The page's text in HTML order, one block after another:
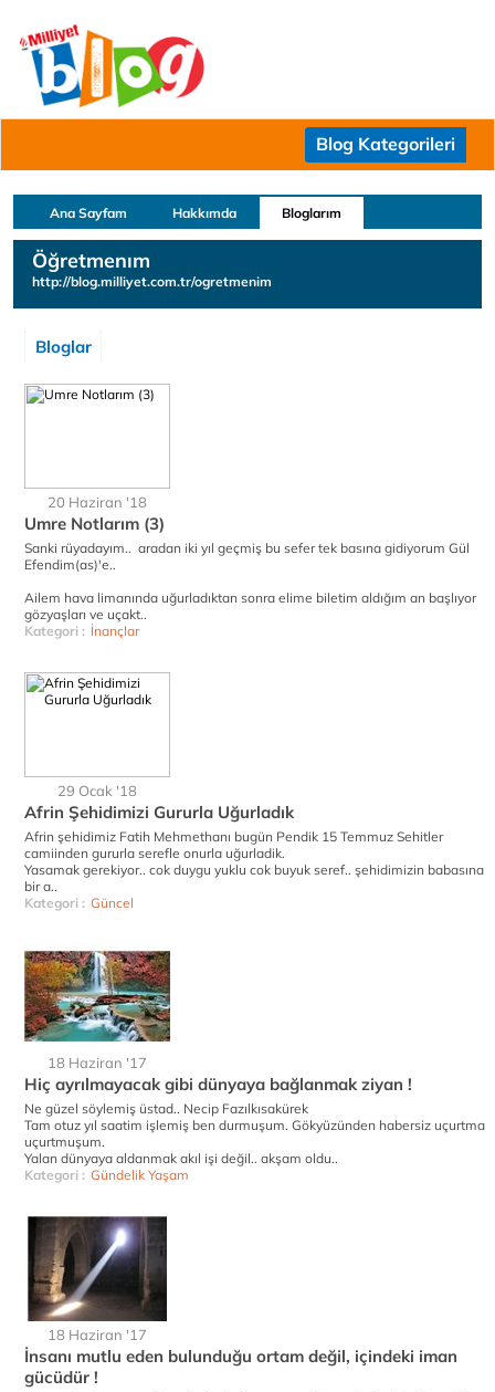
Blog Kategorileri
Ana Sayfam Hakkımda Bloglarım
Öğretmenım
http://blog.milliyet.com.tr/ogretmenim
Bloglar
20 Haziran '18
Umre Notlarım (3)
Sanki rüyadayım.. aradan iki yıl geçmiş bu sefer tek basına gidiyorum Gül
Efendim(as)'e..
Ailem hava limanında uğurladıktan sonra elime biletim aldığım an başlıyor
gözyaşları ve uçakt..
Kategori : İnançlar
29 Ocak '18
Afrin Şehidimizi Gururla Uğurladık
Afrin şehidimiz Fatih Mehmethanı bugün Pendik 15 Temmuz Sehitler
camiinden gururla serefle onurla uğurladik.
Yasamak gerekiyor.. cok duygu yuklu cok buyuk seref.. şehidimizin babasına
bir a..
Kategori : Güncel
18 Haziran '17
Hiç ayrılmayacak gibi dünyaya bağlanmak ziyan !
Ne güzel söylemiş üstad.. Necip Fazılkısakürek
Tam otuz yıl saatim işlemiş ben durmuşum. Gökyüzünden habersiz uçurtma
uçurtmuşum.
Yalan dünyaya aldanmak akıl işi değil.. akşam oldu..
Kategori : Gündelik Yaşam
18 Haziran '17
İnsanı mutlu eden bulunduğu ortam değil, içindeki iman
gücüdür !